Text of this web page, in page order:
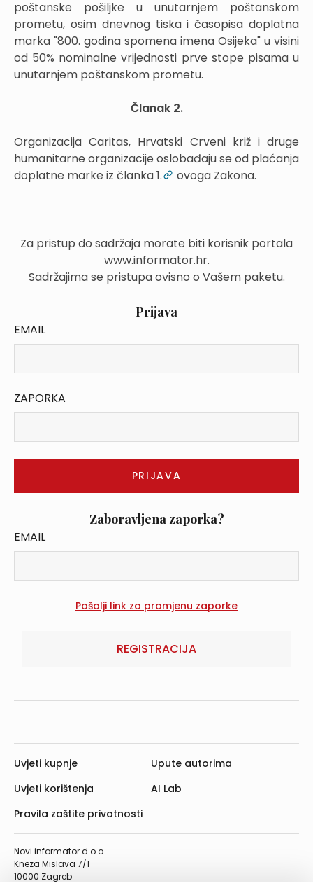
poštanske pošiljke u unutarnjem poštanskom
prometu, osim dnevnog tiska i časopisa doplatna
marka "800. godina spomena imena Osijeka" u visini
od 50% nominalne vrijednosti prve stope pisama u
unutarnjem poštanskom prometu.
Članak 2.
Organizacija Caritas, Hrvatski Crveni križ i druge
humanitarne organizacije oslobađaju se od plaćanja
doplatne marke iz članka 1.
ovoga Zakona.
Za pristup do sadržaja morate biti korisnik portala
www.informator.hr.
Sadržajima se pristupa ovisno o Vašem paketu.
Prijava
EMAIL
ZAPORKA
Zaboravljena zaporka?
EMAIL
REGISTRACIJA
Novi informator d.o.o.
Kneza Mislava 7/1
10000 Zagreb
Uvjeti kupnje
Uvjeti korištenja
Pravila zaštite privatnosti
Upute autorima
AI Lab